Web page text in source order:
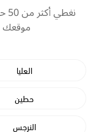
موقعك
العليا
حطين
النرجس